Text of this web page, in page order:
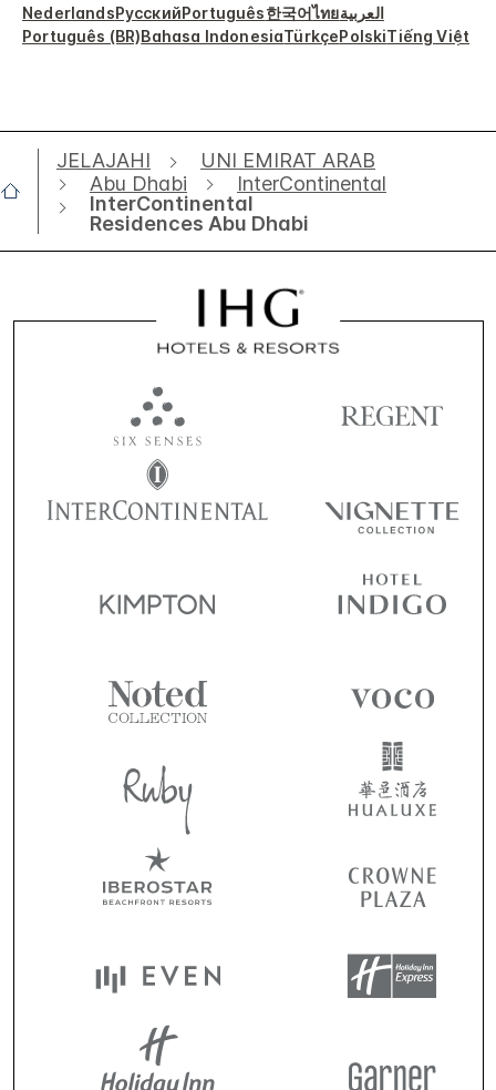
NederlandsРусскийPortuguês한국어ไทยالعربية
Português (BR)Bahasa IndonesiaTürkçePolskiTiếng Việt
JELAJAHI
UNI EMIRAT ARAB
Abu Dhabi
InterContinental
InterContinental
Residences Abu Dhabi